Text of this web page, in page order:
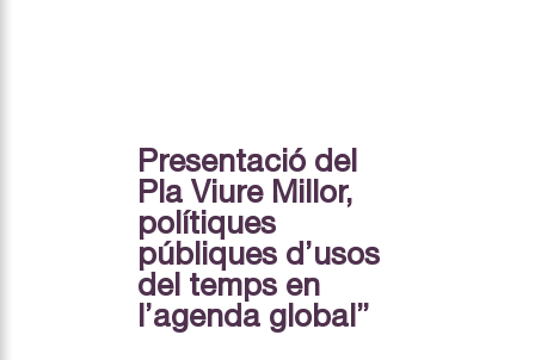
Presentació del
Pla Viure Millor,
polítiques
públiques d’usos
del temps en
l’agenda global”